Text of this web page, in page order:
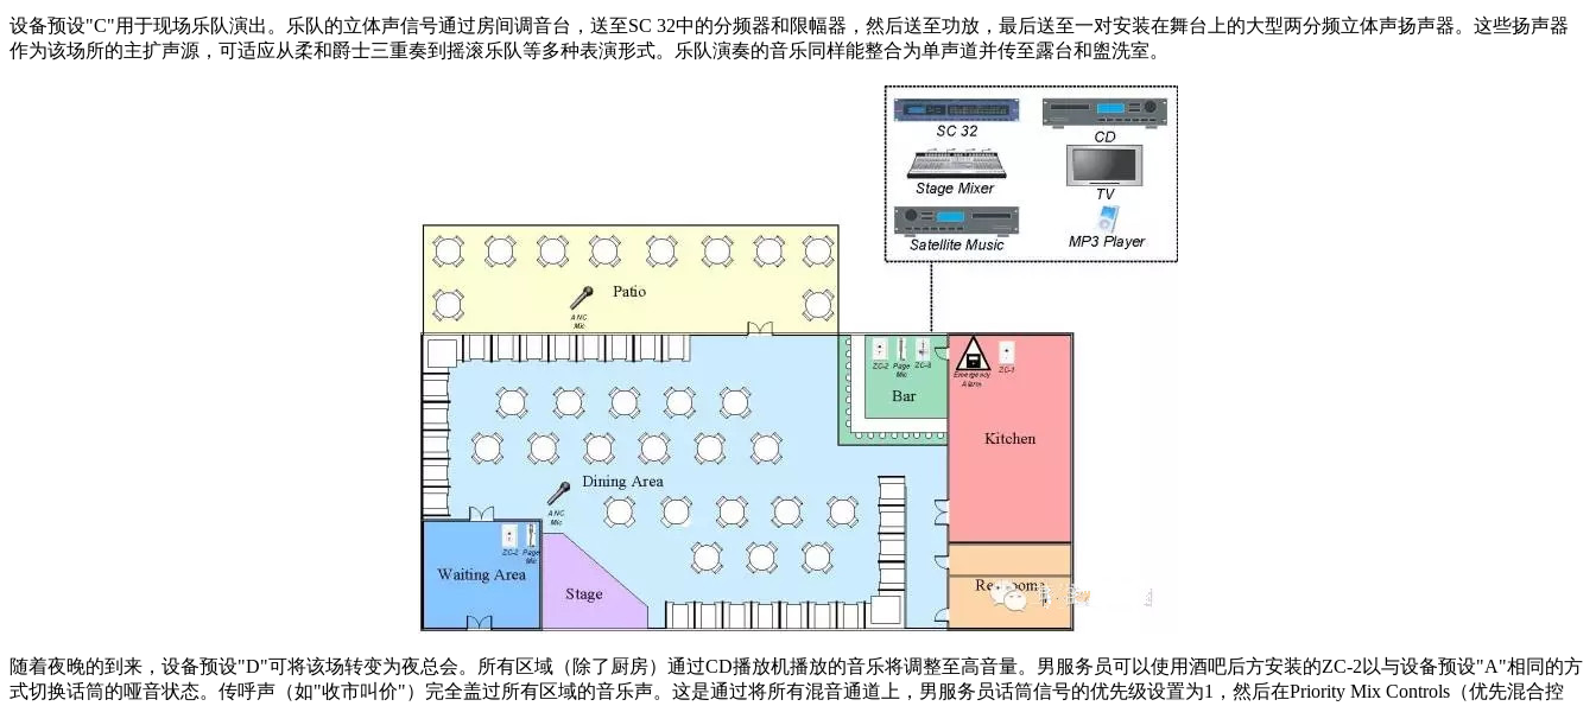
设备预设"C"用于现场乐队演出。乐队的立体声信号通过房间调音台，送至SC 32中的分频器和限幅器，然后送至功放，最后送至一对安装在舞台上的大型两分频立体声扬声器。这些扬声器
作为该场所的主扩声源，可适应从柔和爵士三重奏到摇滚乐队等多种表演形式。乐队演奏的音乐同样能整合为单声道并传至露台和盥洗室。
随着夜晚的到来，设备预设"D"可将该场转变为夜总会。所有区域（除了厨房）通过CD播放机播放的音乐将调整至高音量。男服务员可以使用酒吧后方安装的ZC-2以与设备预设"A"相同的方
式切换话筒的哑音状态。传呼声（如"收市叫价"）完全盖过所有区域的音乐声。这是通过将所有混音通道上，男服务员话筒信号的优先级设置为1，然后在Priority Mix Controls（优先混合控